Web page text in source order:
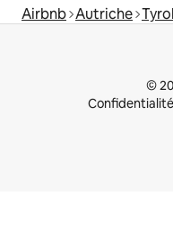
Airbnb Autriche Tyrol
©
Confidentialité